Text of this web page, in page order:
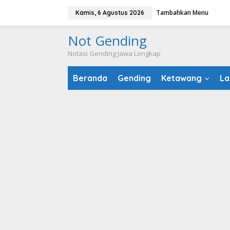
konten
Kamis, 6 Agustus 2026 Tambahkan Menu
Not Gending
Notasi Gending Jawa Lengkap
Beranda Gending Ketawang